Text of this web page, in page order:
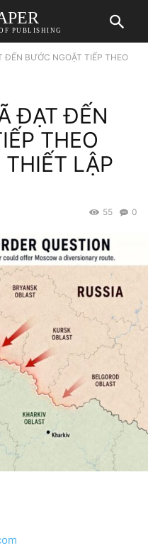
PUBLISHING
BƯỚC NGOẶT TIẾP THEO
ĐẠT ĐẾN
THEO
LẬP
0
55